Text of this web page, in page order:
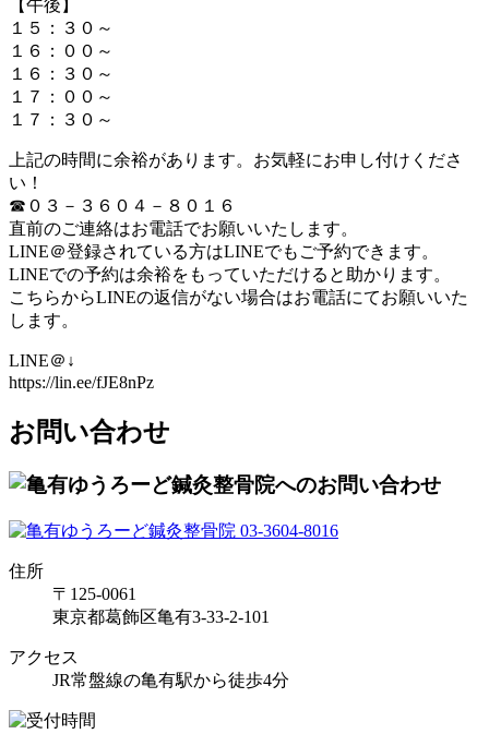
【午後】
１５：３０～
１６：００～
１６：３０～
１７：００～
１７：３０～
上記の時間に余裕があります。お気軽にお申し付けくださ
い！
☎０３－３６０４－８０１６
直前のご連絡はお電話でお願いいたします。
LINE＠登録されている方はLINEでもご予約できます。
LINEでの予約は余裕をもっていただけると助かります。
こちらからLINEの返信がない場合はお電話にてお願いいた
します。
LINE＠↓
https://lin.ee/fJE8nPz
お問い合わせ
住所
〒125-0061
東京都葛飾区亀有3-33-2-101
アクセス
JR常盤線の亀有駅から徒歩4分